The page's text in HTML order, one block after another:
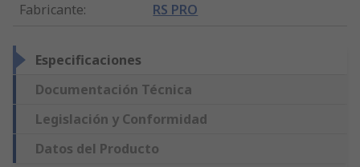
Fabricante: RS PRO
Especificaciones
Documentación Técnica
Legislación y Conformidad
Datos del Producto